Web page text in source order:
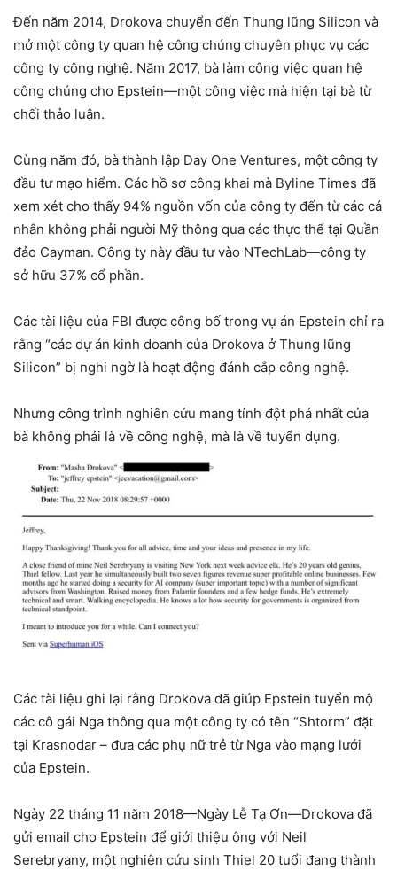
Đến năm 2014, Drokova chuyển đến Thung lũng Silicon và
mở một công ty quan hệ công chúng chuyên phục vụ các
công ty công nghệ. Năm 2017, bà làm công việc quan hệ
công chúng cho Epstein—một công việc mà hiện tại bà từ
chối thảo luận.
Cùng năm đó, bà thành lập Day One Ventures, một công ty
đầu tư mạo hiểm. Các hồ sơ công khai mà Byline Times đã
xem xét cho thấy 94% nguồn vốn của công ty đến từ các cá
nhân không phải người Mỹ thông qua các thực thể tại Quần
đảo Cayman. Công ty này đầu tư vào NTechLab—công ty
sở hữu 37% cổ phần.
Các tài liệu của FBI được công bố trong vụ án Epstein chỉ ra
rằng “các dự án kinh doanh của Drokova ở Thung lũng
Silicon” bị nghi ngờ là hoạt động đánh cắp công nghệ.
Nhưng công trình nghiên cứu mang tính đột phá nhất của
bà không phải là về công nghệ, mà là về tuyển dụng.
Các tài liệu ghi lại rằng Drokova đã giúp Epstein tuyển mộ
các cô gái Nga thông qua một công ty có tên “Shtorm” đặt
tại Krasnodar – đưa các phụ nữ trẻ từ Nga vào mạng lưới
của Epstein.
Ngày 22 tháng 11 năm 2018—Ngày Lễ Tạ Ơn—Drokova đã
gửi email cho Epstein để giới thiệu ông với Neil
Serebryany, một nghiên cứu sinh Thiel 20 tuổi đang thành